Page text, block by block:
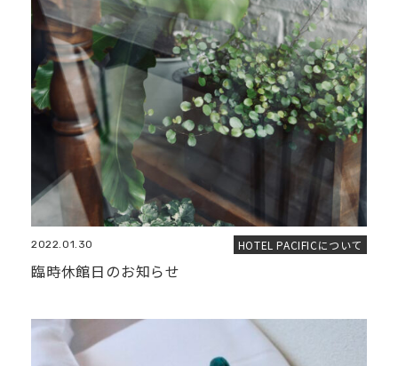
2022.01.30 HOTEL PACIFICについて
臨時休館日のお知らせ